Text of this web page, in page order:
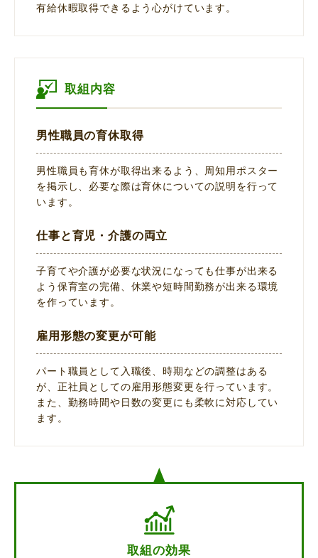
有給休暇取得できるよう心がけています。
取組内容
男性職員の育休取得
男性職員も育休が取得出来るよう、周知用ポスター
を掲示し、必要な際は育休についての説明を行って
います。
仕事と育児・介護の両立
子育てや介護が必要な状況になっても仕事が出来る
よう保育室の完備、休業や短時間勤務が出来る環境
を作っています。
雇用形態の変更が可能
パート職員として入職後、時期などの調整はある
が、正社員としての雇用形態変更を行っています。
また、勤務時間や日数の変更にも柔軟に対応してい
ます。
取組の効果